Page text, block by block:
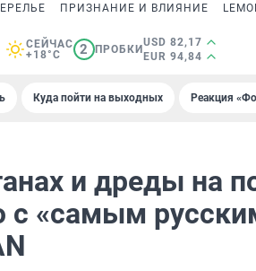
ПРИЗНАНИЕ И ВЛИЯНИЕ
СЕЙЧАС
+18°C
2 ПРОБКИ
USD 82,17
EUR 94,84
Куда пойти на выходных Реакция
и дреды на
с «самым